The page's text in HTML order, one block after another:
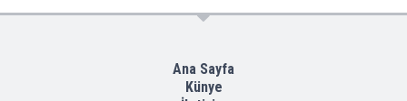
Ana Sayfa
Künye